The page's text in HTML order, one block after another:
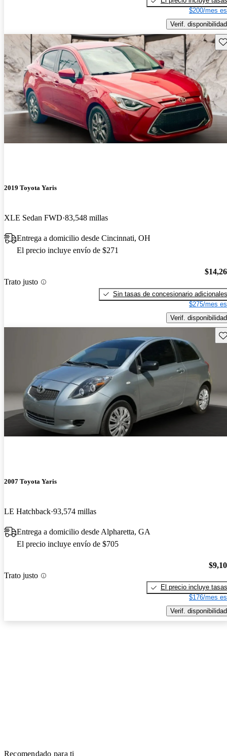
$200/mes
Verif. disponibilidad
2019 Toyota Yaris
XLE Sedan FWD 83,548 millas
Entrega a domicilio desde Cincinnati, OH
El precio incluye envío de $271
Trato justo
Sin tasas de concesionario adicionales
$275/mes
Verif. disponibilidad
2007 Toyota Yaris
LE Hatchback 93,574 millas
Entrega a domicilio desde Alpharetta, GA
El precio incluye envío de $705
Trato justo
El precio incluye tasas
$176/mes
Verif. disponibilidad
Recomendado para ti